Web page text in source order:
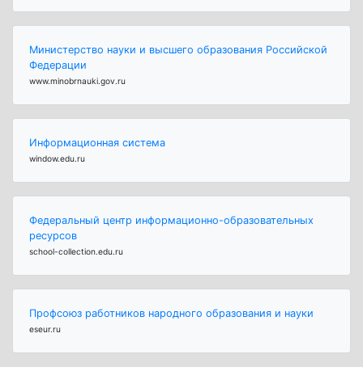
Министерство науки и высшего образования Российской
Федерации
www.minobrnauki.gov.ru
Информационная система
window.edu.ru
Федеральный центр информационно-образовательных
ресурсов
school-collection.edu.ru
Профсоюз работников народного образования и науки
eseur.ru